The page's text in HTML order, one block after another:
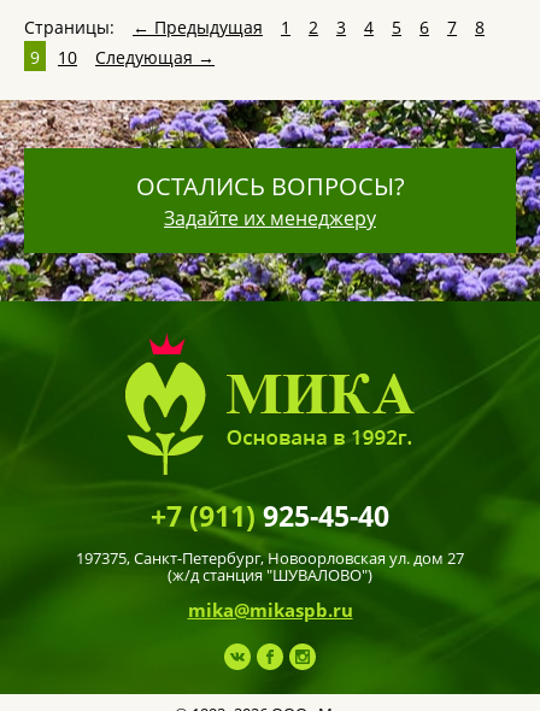
Страницы: ← Предыдущая 1 2 3 4 5 6 7
8
9
10 Следующая →
ОСТАЛИСЬ ВОПРОСЫ?
Задайте их менеджеру
+7 (911)925-45-40
197375,Санкт-Петербург, Новоорловская ул. дом 27
(ж/д станция "ШУВАЛОВО")
mika@mikaspb.ru